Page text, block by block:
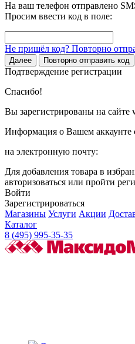
На ваш телефон отправлено
Просим ввести код в поле:
Не пришёл код? Повторно
Далее Повторно отправить код
Подтверждение регистрации
Спасибо!
Вы зарегистрированы на сайте
Информация о Вашем аккаунте
на электронную почту:
Для добавления товара в
авторизоваться или пройти
Войти
Зарегистрироваться
Магазины Услуги Акции
Каталог
8 (495) 995-35-35